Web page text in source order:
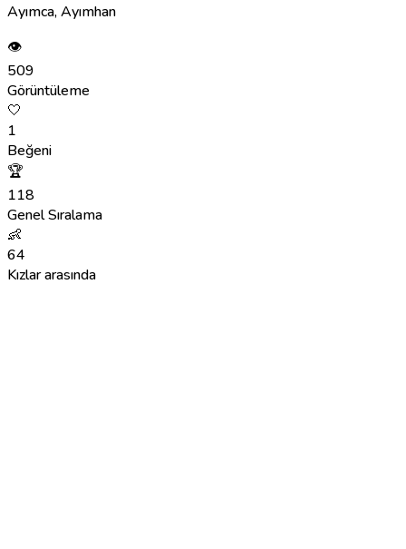
Ayımca, Ayımhan
👁
509
Görüntüleme
🤍
1
Beğeni
🏆
118
Genel Sıralama
👶
64
Kızlar arasında